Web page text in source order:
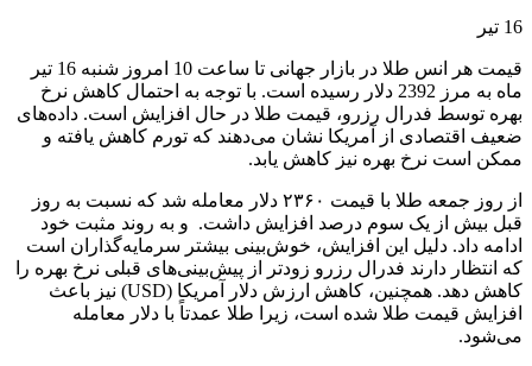
16 تیر
قیمت هر انس طلا در بازار جهانی تا ساعت 10 امروز شنبه 16 تیر
ماه به مرز 2392 دلار رسیده است. با توجه به احتمال کاهش نرخ
بهره توسط فدرال رزرو، قیمت طلا در حال افزایش است. داده‌های
ضعیف اقتصادی از آمریکا نشان می‌دهند که تورم کاهش یافته و
ممکن است نرخ بهره نیز کاهش یابد.
از روز جمعه طلا با قیمت ۲۳۶۰ دلار معامله شد که نسبت به روز
قبل بیش از یک سوم درصد افزایش داشت. و به روند مثبت خود
ادامه داد. دلیل این افزایش، خوش‌بینی بیشتر سرمایه‌گذاران است
که انتظار دارند فدرال رزرو زودتر از پیش‌بینی‌های قبلی نرخ بهره را
کاهش دهد. همچنین، کاهش ارزش دلار آمریکا (USD) نیز باعث
افزایش قیمت طلا شده است، زیرا طلا عمدتاً با دلار معامله
می‌شود.